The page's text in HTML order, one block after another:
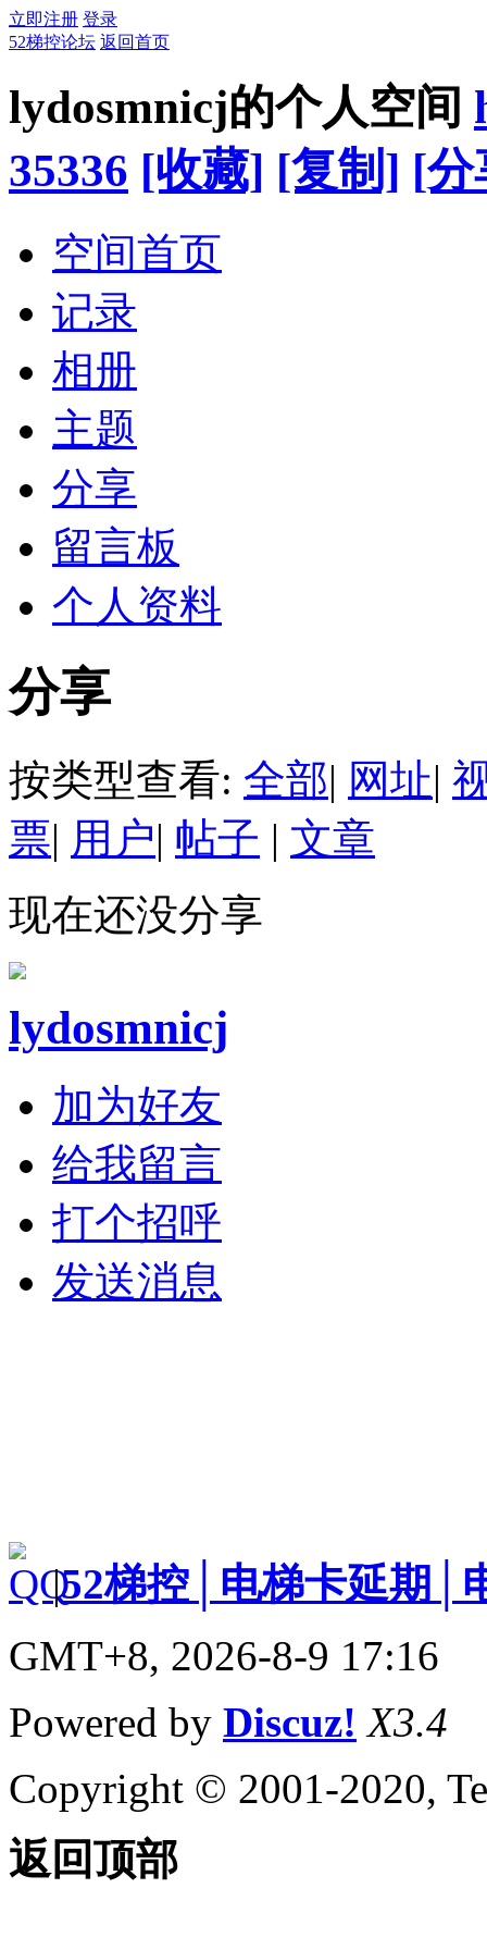
立即注册 登录
52梯控论坛 返回首页
lydosmnicj的个人空间
35336 [收藏] [复制] [分
空间首页
记录
相册
主题
分享
留言板
个人资料
分享
按类型查看: 全部| 网址|
票| 用户| 帖子 | 文章
现在还没分享
lydosmnicj
加为好友
给我留言
打个招呼
发送消息
|52梯控│电梯卡延期│
GMT+8, 2026-8-9 17:16
Powered by Discuz! X3.4
Copyright © 2001-2020,
返回顶部